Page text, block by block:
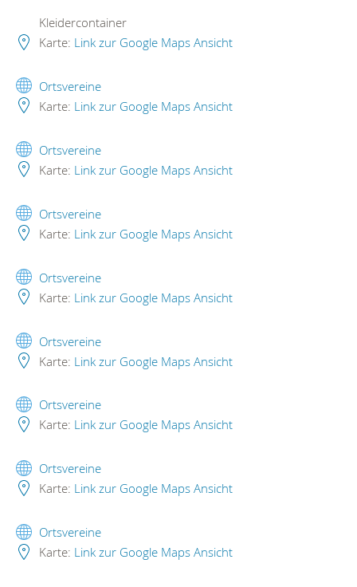
Kleidercontainer
Karte: Link zur Google Maps Ansicht
Ortsvereine
Karte: Link zur Google Maps Ansicht
Ortsvereine
Karte: Link zur Google Maps Ansicht
Ortsvereine
Karte: Link zur Google Maps Ansicht
Ortsvereine
Karte: Link zur Google Maps Ansicht
Ortsvereine
Karte: Link zur Google Maps Ansicht
Ortsvereine
Karte: Link zur Google Maps Ansicht
Ortsvereine
Karte: Link zur Google Maps Ansicht
Ortsvereine
Karte: Link zur Google Maps Ansicht